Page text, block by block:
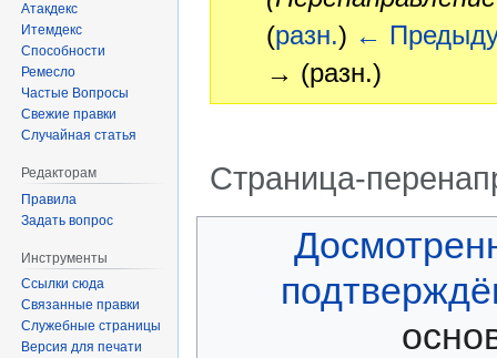
(разн.) ←
→ (разн.)
Страница-
Атакдекс
Итемдекс
Способности
Ремесло
Частые Вопросы
Свежие правки
Случайная статья
Редакторам
Правила
Задать вопрос
Инструменты
Ссылки сюда
Связанные правки
Служебные страницы
Версия для печати